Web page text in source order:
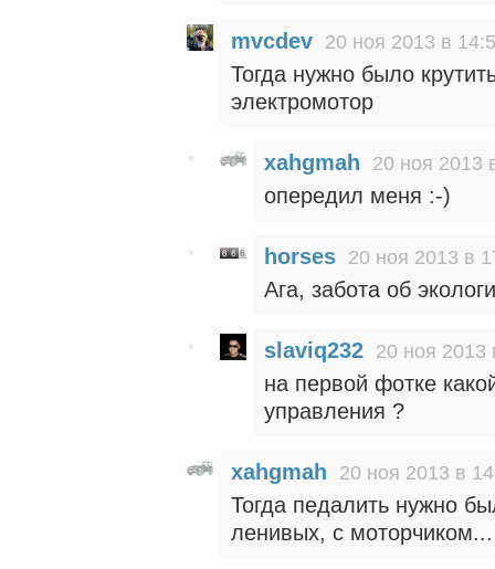
mvcdev 20 ноя 2013 в
Тогда нужно было
электромотор
xahgmah 20 ноя 2013
опередил меня :-)
horses 20 ноя 2013 в
Ага, забота об
slaviq232 20 ноя 2013
на первой фотке
управления ?
xahgmah 20 ноя 2013 в
Тогда педалить нужно
ленивых, с моторчиком...